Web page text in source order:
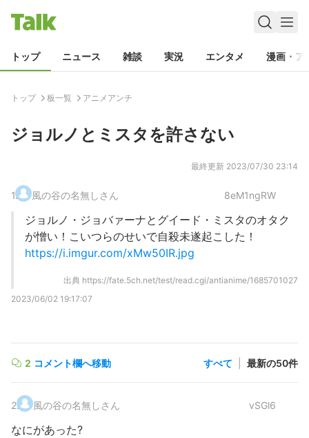
トップ ニュース 雑談 実況 エンタメ 漫画・ア
トップ 板一覧 アニメアンチ
ジョルノとミスタを許さない
最終更新 2023/07/30 23:14
1. 風の谷の名無しさん 8eM1ngRW
ジョルノ・ジョバァーナとグイード・ミスタのオタク
が憎い！こいつらのせいで自殺未遂起こした！
https://i.imgur.com/xMw50IR.jpg
出典 https://fate.5ch.net/test/read.cgi/antianime/1685701027
2023/06/02 19:17:07
2 コメント欄へ移動 すべて 最新の50件
2. 風の谷の名無しさん vSGl6
なにがあった?